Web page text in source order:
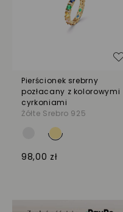
Pierścionek srebrny
pozłacany z kolorowymi
cyrkoniami
Żółte Srebro 925
98,00 zł